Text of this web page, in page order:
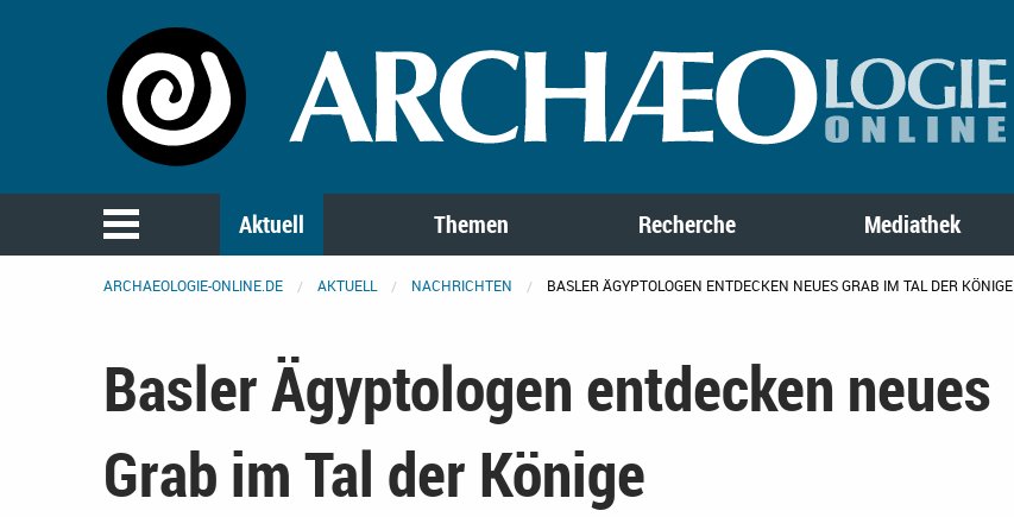
Aktuell Themen Recherche Mediathek
ARCHAEOLOGIE-ONLINE.DE AKTUELL NACHRICHTEN BASLER ÄGYPTOLOGEN ENTDECKEN NEUES GRAB IM TAL DER KÖNIGE
Basler Ägyptologen entdecken neues
Grab im Tal der Könige